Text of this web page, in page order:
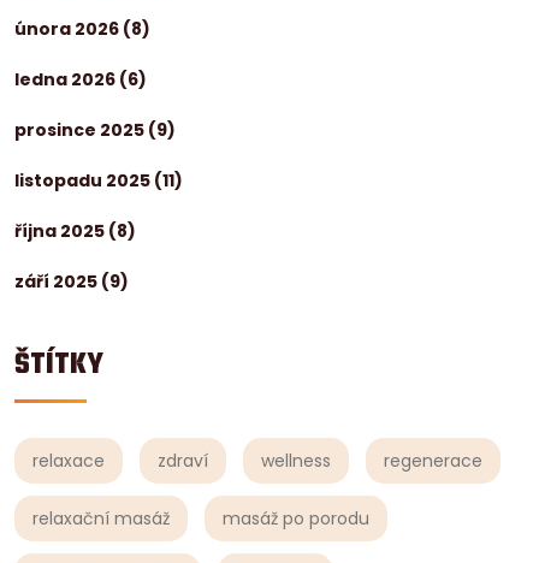
února 2026 (8)
ledna 2026 (6)
prosince 2025 (9)
listopadu 2025 (11)
října 2025 (8)
září 2025 (9)
ŠTÍTKY
relaxace zdraví wellness regenerace
relaxační masáž masáž po porodu